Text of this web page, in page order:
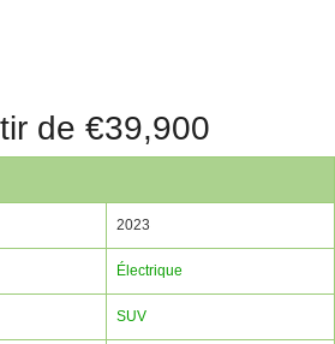
de €39,900
2023
Électrique
SUV